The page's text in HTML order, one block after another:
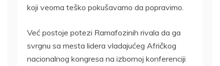
koji veoma teško pokušavamo da popravimo.
Već postoje potezi Ramafozinih rivala da ga
svrgnu sa mesta lidera vladajućeg Afričkog
nacionalnog kongresa na izbornoj konferenciji